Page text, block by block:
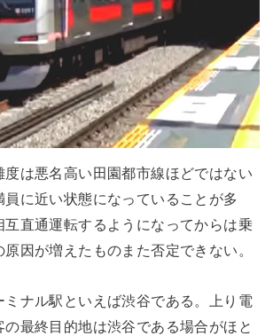
度は悪名高い田園都市線ほどではない
員に近い状態になっていることが多
互直通運転するようになってからは乗
因が増えたものまた否定できない。
ミナル駅といえば渋谷である。上り電
最終目的地は渋谷である場合がほと